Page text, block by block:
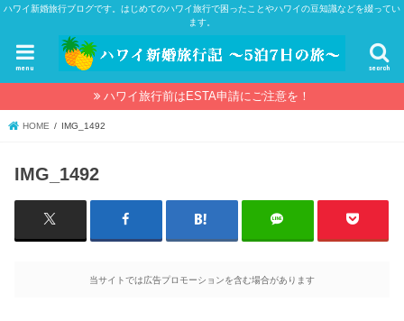
ハワイ新婚旅行ブログです。はじめてのハワイ旅行で困ったことやハワイの豆知識などを綴ってい
ます。
search
menu
ハワイ旅行前はESTA申請にご注意を！
HOME IMG_1492
IMG_1492
当サイトでは広告プロモーションを含む場合があります